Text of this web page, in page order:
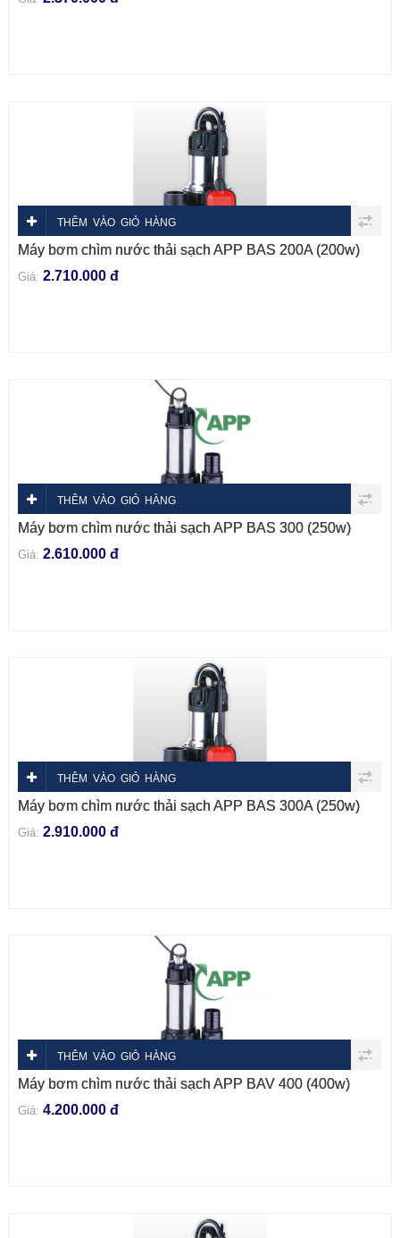
THÊM VÀO GIỎ HÀNG
Máy bơm chìm nước thải sạch APP BAS 200A (200w)
Giá: 2.710.000 đ
THÊM VÀO GIỎ HÀNG
Máy bơm chìm nước thải sạch APP BAS 300 (250w)
Giá: 2.610.000 đ
THÊM VÀO GIỎ HÀNG
Máy bơm chìm nước thải sạch APP BAS 300A (250w)
Giá: 2.910.000 đ
THÊM VÀO GIỎ HÀNG
Máy bơm chìm nước thải sạch APP BAV 400 (400w)
Giá: 4.200.000 đ